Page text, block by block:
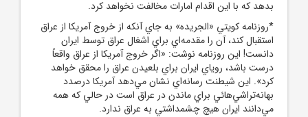
بدهد که با اين اقدام امارات مخالفت نخواهد کرد.
*روزنامه کويتي «الجريده» به جاي آنکه از خروج آمريکا از عراق
استقبال کند، آن را مقدمه‌اي براي اشغال عراق توسط ايران
دانست! اين روزنامه نوشت: «اگر خروج آمريکا از عراق واقعاً
درست باشد، روياي ايران براي بلعيدن عراق را محقق خواهد
کرد». اين شيطنت رسانه‌اي نشان مي‌دهد آمريکا درصدد
بهانه‌تراشي‌هائي براي ماندن در عراق است در حالي که همه
مي‌دانند ايران هيچ چشمداشتي به عراق ندارد.